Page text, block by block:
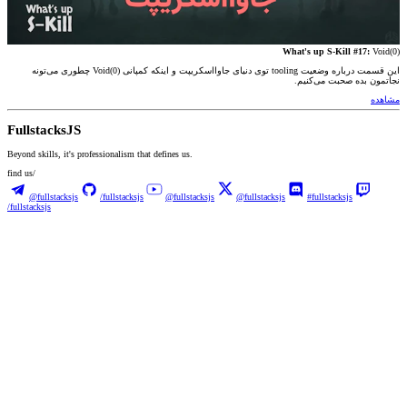
What's up S-Kill #17: Void(0)
این قسمت درباره وضعیت tooling توی دنیای جاوااسکریپت و اینکه کمپانی Void(0) چطوری می‌تونه
نجاتمون بده صحبت می‌کنیم.
مشاهده
FullstacksJS
Beyond skills, it's professionalism that defines us.
find us/
@fullstacksjs /fullstacksjs @fullstacksjs @fullstacksjs
#fullstacksjs
/fullstacksjs